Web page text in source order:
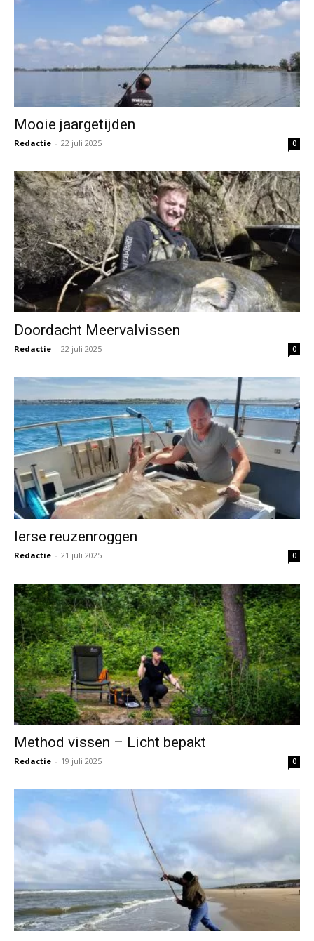
Mooie jaargetijden
Redactie - 22 juli 2025 0
Doordacht Meervalvissen
Redactie - 22 juli 2025 0
Ierse reuzenroggen
Redactie - 21 juli 2025 0
Method vissen – Licht bepakt
Redactie - 19 juli 2025 0